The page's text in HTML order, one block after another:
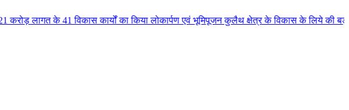
कार्यों का किया लोकार्पण एवं भूमिपूजन कुलैथ क्षेत्र के विकास के लिये की बड़ी-बड़ी सौगातों की